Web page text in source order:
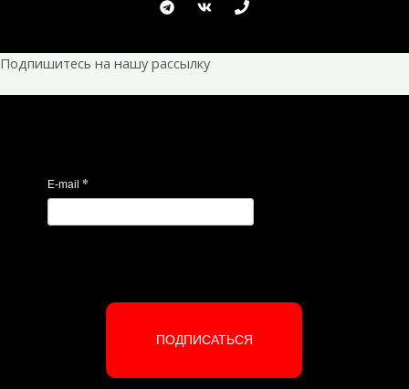
Подпишитесь на нашу рассылку
E-mail *
ПОДПИСАТЬСЯ